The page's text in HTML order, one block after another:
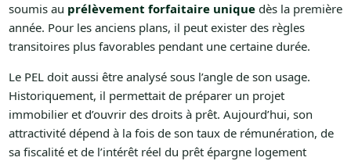
soumis au prélèvement forfaitaire uniquedès la première
année. Pour les anciens plans, il peut exister des règles
transitoires plus favorables pendant une certaine durée.
Le PEL doit aussi être analysé sous l’angle de son usage.
Historiquement, il permettait de préparer un projet
immobilier et d’ouvrir des droits à prêt. Aujourd’hui, son
attractivité dépend à la fois de son taux de rémunération, de
sa fiscalité et de l’intérêt réel du prêt épargne logement